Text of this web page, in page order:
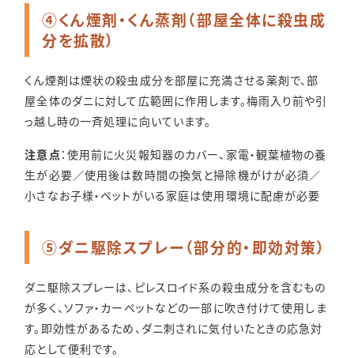
④くん煙剤・くん蒸剤（部屋全体に殺虫成
分を拡散）
くん煙剤は煙状の殺虫成分を部屋に充満させる薬剤で、部
屋全体のダニに対して広範囲に作用します。梅雨入り前や引
っ越し時の一斉処理に向いています。
注意点 ：使用前に火災報知器のカバー、家電・観葉植物の養
生が必要／使用後は数時間の換気と掃除機がけが必須／
小さなお子様・ペットがいる家庭は使用環境に配慮が必要
⑤ダニ駆除スプレー（部分的・即効対策）
ダニ駆除スプレーは、ピレスロイド系の殺虫成分を含むもの
が多く、ソファ・カーペットなどの一部に吹き付けて使用しま
す。即効性があるため、ダニ刺されに気付いたときの応急対
応として便利です。